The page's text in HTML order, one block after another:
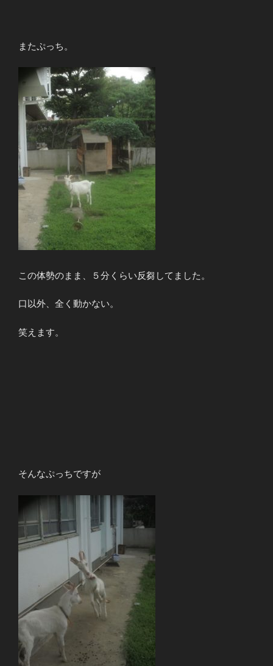
またぷっち。
この体勢のまま、５分くらい反芻してました。
口以外、全く動かない。
笑えます。
そんなぷっちですが